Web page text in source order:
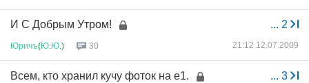
... 2
И С Добрым Утром!
Юричъ(Ю Ю .) 30 21:12 12.07.2009
... 3
Всем, кто хранил кучу фоток на е1.